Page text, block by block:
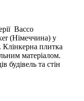
Bacco
(Німеччина) у
плитка
матеріалом.
будівель та стін